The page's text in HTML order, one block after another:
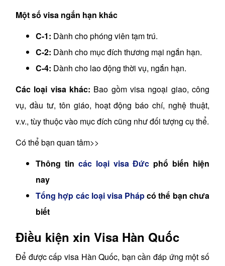
Một số visa ngắn hạn khác
C-1: Dành cho phóng viên tạm trú.
C-2: Dành cho mục đích thương mại ngắn hạn.
C-4: Dành cho lao động thời vụ, ngắn hạn.
Các loại visa khác: Bao gồm visa ngoại giao, công
vụ, đầu tư, tôn giáo, hoạt động báo chí, nghệ thuật,
v.v., tùy thuộc vào mục đích cũng như đối tượng cụ thể.
Có thể bạn quan tâm>>
Thông tin các loại visa Đức phổ biến hiện
nay
Tổng hợp các loại visa Phápcó thể bạn chưa
biết
Điều kiện xin Visa Hàn Quốc
Để được cấp visa Hàn Quốc, bạn cần đáp ứng một số